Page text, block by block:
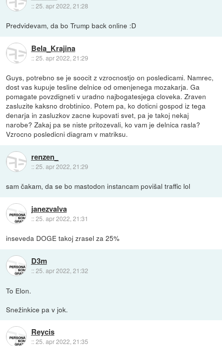
::25. apr 2022, 21:28
Predvidevam, da bo Trump back online :D
Bela_Krajina
::25. apr 2022, 21:29
Guys, potrebno se je soocit z vzrocnostjo on posledicami. Namrec,
dost vas kupuje tesline delnice od omenjenega mozakarja. Ga
pomagate povzdigneti v uradno najbogatesjega cloveka. Zraven
zasluzite kaksno drobtinico. Potem pa, ko doticni gospod iz tega
denarja in zasluzkov zacne kupovati svet, pa je takoj nekaj
narobe? Zakaj pa se niste pritozevali, ko vam je delnica rasla?
Vzrocno posledicni diagram v matriksu.
renzen_
::25. apr 2022, 21:29
sam čakam, da se bo mastodon instancam povišal traffic lol
janezvalva
::25. apr 2022, 21:31
inseveda DOGE takoj zrasel za 25%
D3m
::25. apr 2022, 21:32
To Elon.
Snežinkice pa v jok.
Reycis
::25. apr 2022, 21:35